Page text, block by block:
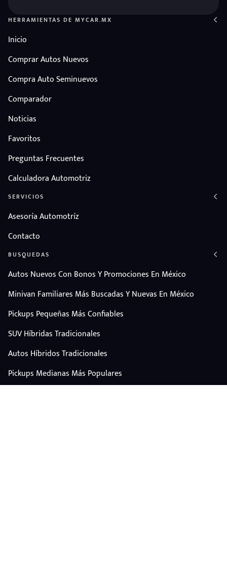
HERRAMIENTAS DE MYCAR.MX
Inicio
Comprar Autos Nuevos
Compra Auto Seminuevos
Comparador
Noticias
Favoritos
Preguntas Frecuentes
Calculadora Automotriz
SERVICIOS
Asesoría Automotríz
Contacto
BUSQUEDAS
Autos Nuevos Con Bonos Y Promociones En México
Minivan Familiares Más Buscadas Y Nuevas En México
Pickups Pequeñas Más Confiables
SUV Híbridas Tradicionales
Autos Híbridos Tradicionales
Pickups Medianas Más Populares